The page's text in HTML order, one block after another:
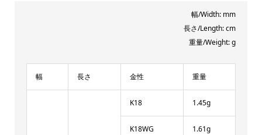
幅/Width: mm
長さ/Length: cm
重量/Weight: g
幅 長さ 金性 重量
K18 1.45g
K18WG 1.61g